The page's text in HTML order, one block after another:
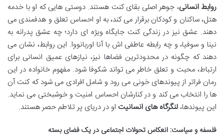
روابط انسانی، جوهر اصلی بقای کنت هستند. دوستی هایی که او با خدمه
هتل، ساکنان و کودکان برقرار می کند، به او احساس تعلق و هدفمندی می
دهند. عشق نیز در زندگی کنت جایگاه ویژه ای دارد؛ چه عشق پدرانه به
نینا و سوفیا، و چه رابطه عاطفی اش با آنا اوربانووا. این روابط، نشان می
دهند که چگونه در محدودترین فضاها نیز، نیازهای عمیق انسانی برای
ارتباط، محبت و تعلق خاطر می تواند شکوفا شود. مفهوم خانواده در این
رمان فراتر از پیوندهای خونی می رود و شامل افرادی می شود که کنت آن
ها را انتخاب می کند و در کنارشان احساس امنیت و خوشبختی می نماید.
این پیوندها، لنگرگاه های انسانیت او در دریای پر تلاطم حصر هستند.
فلسفه و سیاست: انعکاس تحولات اجتماعی در یک فضای بسته